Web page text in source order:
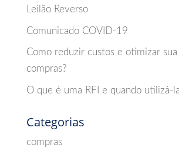
Leilão Reverso
Comunicado COVID-19
Como reduzir custos e otimizar sua
compras?
O que é uma RFI e quando utilizá-
Categorias
compras